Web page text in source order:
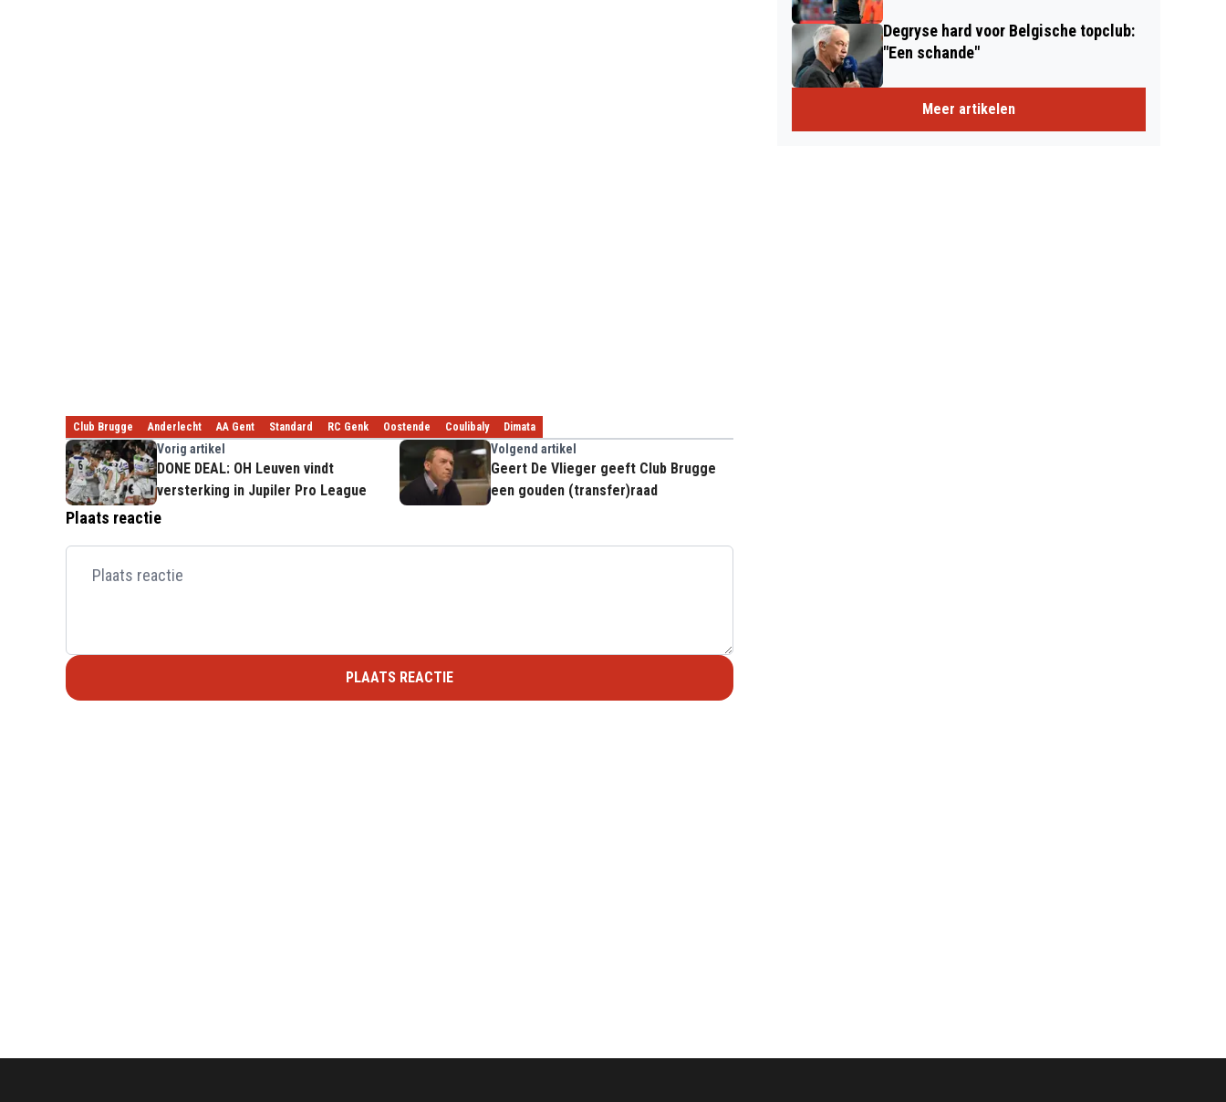
Club Brugge Anderlecht AA Gent Standard RC Genk Oostende Coulibaly Dimata
Vorig artikel
DONE DEAL: OH Leuven vindt
versterking in Jupiler Pro League
Volgend artikel
Geert De Vlieger geeft Club Brugge
een gouden (transfer)raad
Plaats reactie
PLAATS REACTIE
Degryse hard voor Belgische topclub:
"Een schande"
Meer artikelen